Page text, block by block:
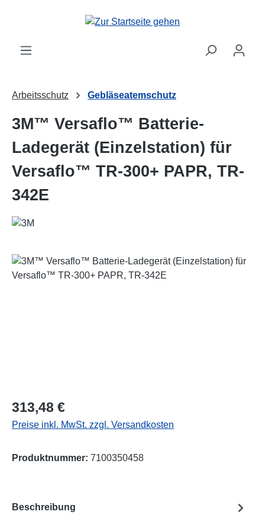
Zum Hauptinhalt springen
Arbeitsschutz Gebläseatemschutz
3M™ Versaflo™ Batterie-
Ladegerät (Einzelstation) für
Versaflo™ TR-300+ PAPR, TR-
342E
Bildergalerie überspringen
Regulärer Preis:
313,48 €
Preise inkl. MwSt. zzgl. Versandkosten
Produktnummer: 7100350458
Beschreibung